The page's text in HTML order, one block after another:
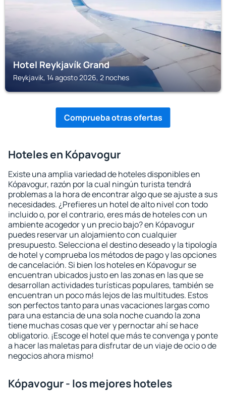
Hotel Reykjavík Grand
Reykjavik, 14 agosto 2026, 2 noches
Comprueba otras ofertas
Hoteles en Kópavogur
Existe una amplia variedad de hoteles disponibles en
Kópavogur, razón por la cual ningún turista tendrá
problemas a la hora de encontrar algo que se ajuste a sus
necesidades. ¿Prefieres un hotel de alto nivel con todo
incluido o, por el contrario, eres más de hoteles con un
ambiente acogedor y un precio bajo? en Kópavogur
puedes reservar un alojamiento con cualquier
presupuesto. Selecciona el destino deseado y la tipología
de hotel y comprueba los métodos de pago y las opciones
de cancelación. Si bien los hoteles en Kópavogur se
encuentran ubicados justo en las zonas en las que se
desarrollan actividades turísticas populares, también se
encuentran un poco más lejos de las multitudes. Estos
son perfectos tanto para unas vacaciones largas como
para una estancia de una sola noche cuando la zona
tiene muchas cosas que ver y pernoctar ahí se hace
obligatorio. ¡Escoge el hotel que más te convenga y ponte
a hacer las maletas para disfrutar de un viaje de ocio o de
negocios ahora mismo!
Kópavogur - los mejores hoteles